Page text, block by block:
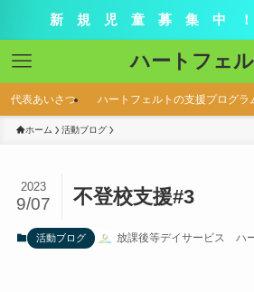
新 規 児 童 募 集 中 ！
ハートフェ
代表あいさつ ハートフェルトの支援プログラ
ホーム 活動ブログ
不登校支援#3
2023
9/07
活動ブログ 放課後等デイサービス ハ